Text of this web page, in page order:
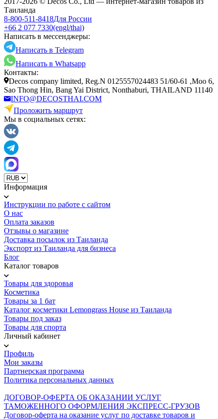
Таиланда
8-800-511-8418Для России
+66 2 077 7330(engl/thai)
Написать в мессенджеры:
Написать в Telegram
Написать в Whatsapp
Контакты:
Decos company limited, Reg.N 0125557024483 51/60-61 ,Moo 6,
Sao Thong Hin, Bang Yai District, Nonthaburi, THAILAND 11140
INFO@DECOSTHAI.COM
Проложить маршрут
Мы в социальных сетях:
Информация
Инструкции по работе с сайтом
О нас
Оплата заказов
Отзывы о магазине
Доставка посылок из Таиланда
Экспорт из Таиланда для бизнеса
Блог
Каталог товаров
Товары для здоровья
Косметика
Товары за 1 бат
Каталог косметики Lemongrass House из Таиланда
Товары под заказ
Товары для спорта
Личный кабинет
Профиль
Мои заказы
Партнерская программа
Политика персональных данных
ДОГОВОР-ОФЕРТА ОБ ОКАЗАНИИ УСЛУГ
ТАМОЖЕННОГО ОФОРМЛЕНИЯ ЭКСПРЕСС-ГРУЗОВ
Договор-оферта на оказание услуг по доставке товаров и